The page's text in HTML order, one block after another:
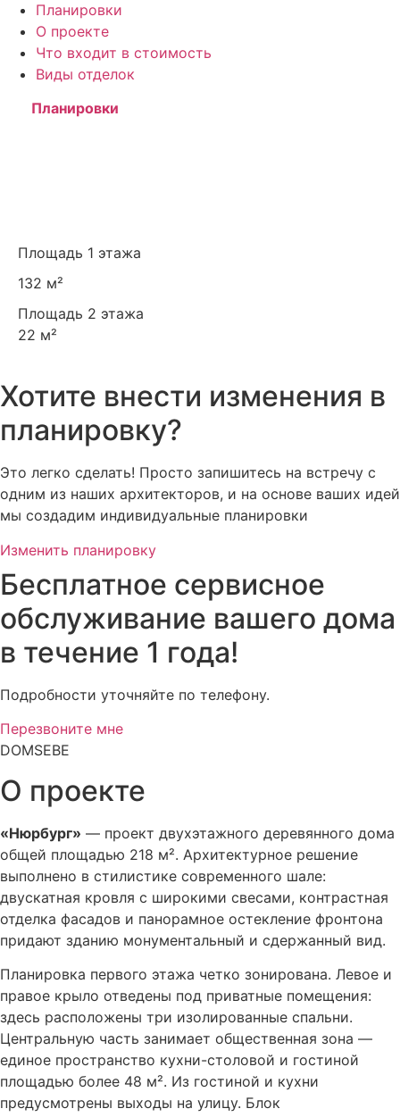
Планировки
О проекте
Что входит в стоимость
Виды отделок
Планировки
Площадь 1 этажа
132 м²
Площадь 2 этажа
22 м²
Хотите внести изменения в
планировку?
Это легко сделать! Просто запишитесь на встречу с
одним из наших архитекторов, и на основе ваших идей
мы создадим индивидуальные планировки
Изменить планировку
Бесплатное сервисное
обслуживание вашего дома
в течение 1 года!
Подробности уточняйте по телефону.
Перезвоните мне
DOMSEBE
О проекте
«Нюрбург» — проект двухэтажного деревянного дома
общей площадью 218 м². Архитектурное решение
выполнено в стилистике современного шале:
двускатная кровля с широкими свесами, контрастная
отделка фасадов и панорамное остекление фронтона
придают зданию монументальный и сдержанный вид.
Планировка первого этажа четко зонирована. Левое и
правое крыло отведены под приватные помещения:
здесь расположены три изолированные спальни.
Центральную часть занимает общественная зона —
единое пространство кухни-столовой и гостиной
площадью более 48 м². Из гостиной и кухни
предусмотрены выходы на улицу. Блок